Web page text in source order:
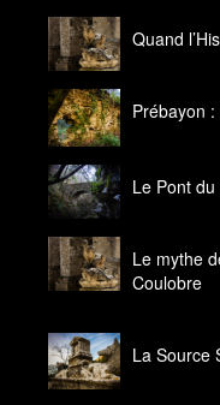
Quand
Prébayon :
Le Pont
Le mythe
Coulobre
La Source